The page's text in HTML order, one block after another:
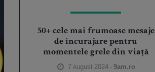
50+ cele mai frumoase mesaje
de încurajare pentru
momentele grele din viață
7 August 2024 -9am.ro